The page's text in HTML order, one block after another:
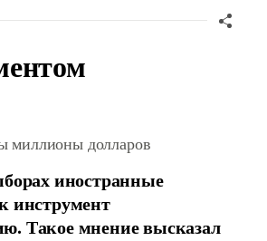
миллионы долларов
иностранные
инструмент
Такое мнение высказал